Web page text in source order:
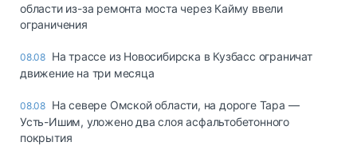
области из-за ремонта моста через Кайму ввели
ограничения
08.08 На трассе из Новосибирска в Кузбасс ограничат
движение на три месяца
08.08 На севере Омской области, на дороге Тара —
Усть-Ишим, уложено два слоя асфальтобетонного
покрытия